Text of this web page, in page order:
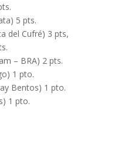
5 pts.
del Cufré) 3 pts,
– BRA) 2 pts.
1 pto.
Bentos) 1 pto.
1 pto.